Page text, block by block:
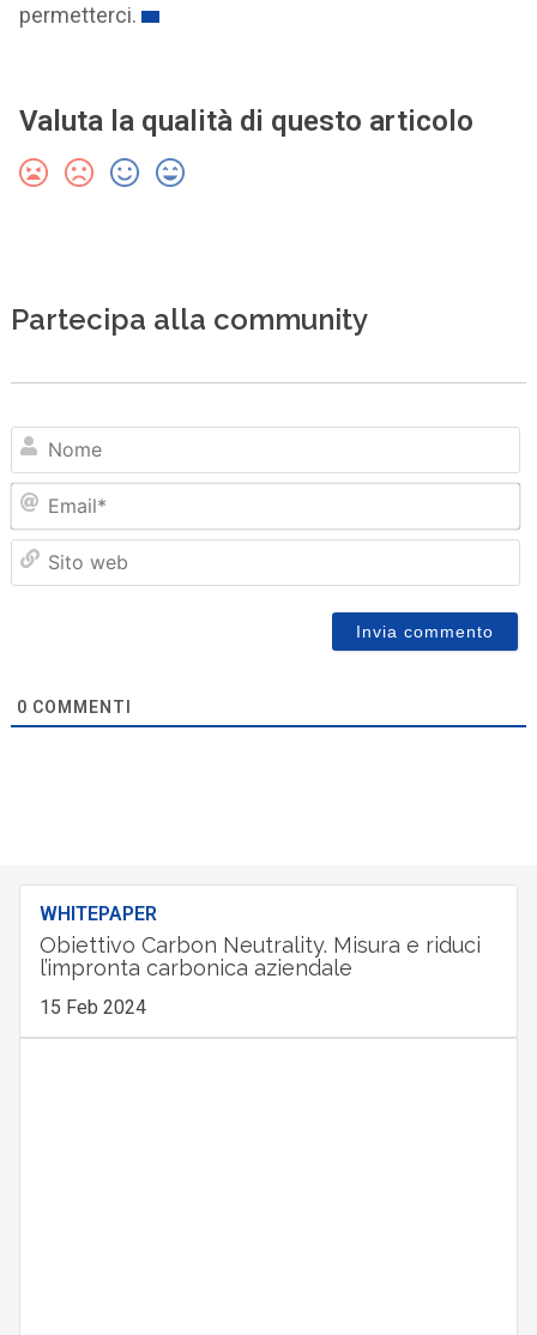
permetterci.
Valuta la qualità di questo articolo
Partecipa alla community
0 COMMENTI
WHITEPAPER
Obiettivo Carbon Neutrality. Misura e riduci
l’impronta carbonica aziendale
15 Feb 2024